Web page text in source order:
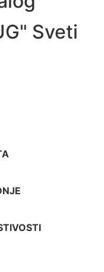
Sveti